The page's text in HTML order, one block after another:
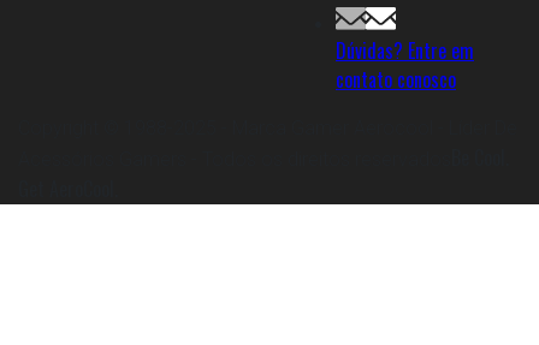
Dúvidas? Entre em
contato conosco